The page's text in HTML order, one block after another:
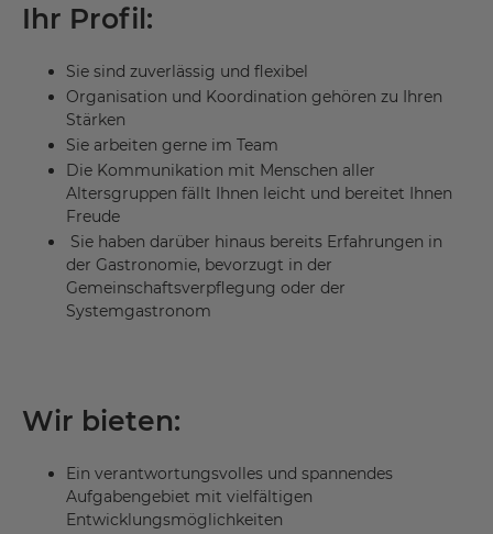
Ihr Profil:
Sie sind zuverlässig und flexibel
Organisation und Koordination gehören zu Ihren
Stärken
Sie arbeiten gerne im Team
Die Kommunikation mit Menschen aller
Altersgruppen fällt Ihnen leicht und bereitet Ihnen
Freude
Sie haben darüber hinaus bereits Erfahrungen in
der Gastronomie, bevorzugt in der
Gemeinschaftsverpflegung oder der
Systemgastronom
Wir bieten:
Ein verantwortungsvolles und spannendes
Aufgabengebiet mit vielfältigen
Entwicklungsmöglichkeiten